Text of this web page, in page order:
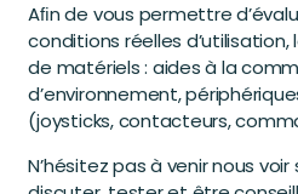
Aﬁn de vous permettre
conditions réelles d’utilisation,
de matériels : aides à la
d’environnement,
(joysticks, contacteurs,
N’hésitez pas à venir nous